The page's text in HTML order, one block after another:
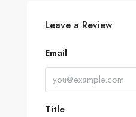
Leave a Review
Email
Title